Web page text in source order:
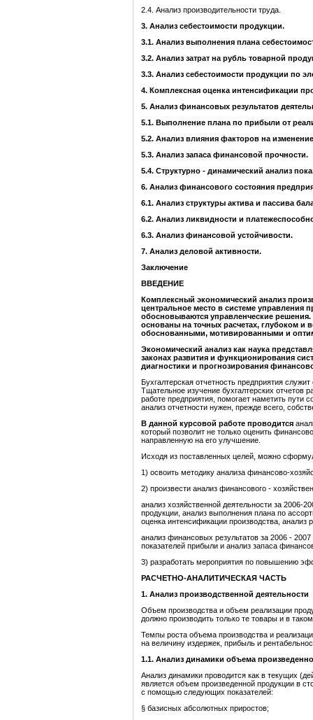
2.4. Анализ производительности труда.
3. Анализ себестоимости продукции.
3.1. Анализ выполнения плана
3.2. Анализ затрат на рубль товарной
3.3. Анализ себестоимости продукции по
4. Комплексная оценка интенсификации
5. Анализ финансовых результатов
5.1. Выполнение плана по прибыли от
5.2. Анализ влияния факторов на
5.3. Анализ запаса финансовой прочности.
5.4. Структурно - динамический анализ
6. Анализ финансового состояния
6.1. Анализ структуры актива и пассива
6.2. Анализ ликвидности и
6.3. Анализ финансовой устойчивости.
7. Анализ деловой активности.
Заключение
ВВЕДЕНИЕ
Комплексный экономический анализ
центральное место в системе управления
обосновываются управленческие
основаны на точных расчетах, глубоком
обоснованными, мотивированными и
Экономический анализ как наука
законах развития и функционирования
диагностики и прогнозирования
Бухгалтерская отчетность предприятия
Тщательное изучение бухгалтерских отчетов
работе предприятия, помогает наметить пути
анализ отчетности нужен, прежде всего,
В данной курсовой работе проводится
который позволит не только оценить
направленную на его улучшение.
Исходя из поставленных целей, можно
1) освоить методику анализа финансово-
2) произвести анализ финансового -
анализ хозяйственной деятельности за 2006-
продукции, анализ выполнения плана по
оценка интенсификации производства, анализ
анализ финансовых результатов за 2006 -
показателей прибыли и анализ запаса
3) разработать мероприятия по повышению
РАСЧЕТНО-АНАЛИТИЧЕСКАЯ ЧАСТЬ
1. Анализ производственной деятельности
Объем производства и объем реализации
должно производить только те товары и в
Темпы роста объема производства и
на величину издержек, прибыль и
1.1. Анализ динамики объема
Анализ динамики проводится как в текущих
является объем произведенной продукции в
с помощью следующих показателей:
§ базисных абсолютных приростов;